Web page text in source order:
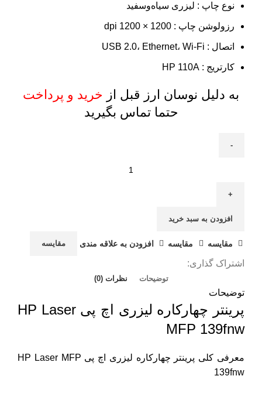
نوع چاپ : لیزری سیاه‌وسفید
رزولوشن چاپ : 1200 × 1200 dpi
اتصال : USB 2.0، Ethernet، Wi-Fi
کارتریج : HP 110A
به دلیل نوسان ارز قبل از خرید و پرداخت
حتما تماس بگیرید
افزودن به سبد خرید
مقايسه مقایسه افزودن به علاقه مندی مقایسه
اشتراک گذاری:
توضیحات نظرات (0)
توضیحات
پرینتر چهارکاره لیزری اچ پی HP Laser
MFP 139fnw
معرفی کلی پرینتر چهارکاره لیزری اچ پی HP Laser MFP
139fnw